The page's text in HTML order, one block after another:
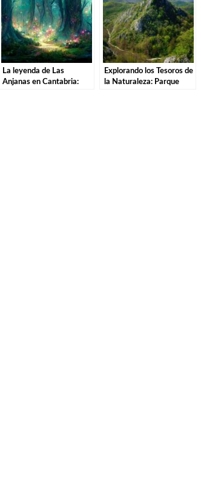
La leyenda de Las
Anjanas en Cantabria:
Explorando los Tesoros de
la Naturaleza: Parque